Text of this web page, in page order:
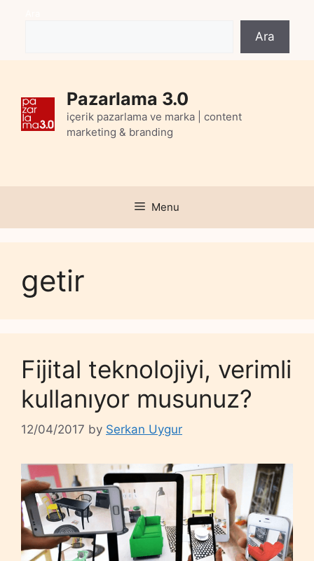
Ara
Pazarlama 3.0
içerik pazarlama ve marka | content
marketing & branding
Menu
getir
Fijital teknolojiyi, verimli
kullanıyor musunuz?
12/04/2017 by Serkan Uygur